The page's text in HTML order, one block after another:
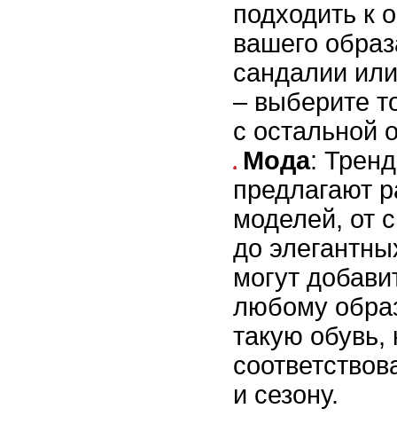
подходить к
вашего
сандалии
– выберите
с остальной
Мода:
предлагают
моделей, от
до
могут
любому
такую обувь,
и сезону.